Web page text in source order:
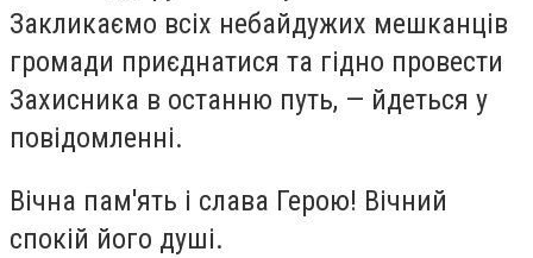
Закликаємо всіх небайдужих мешканців
громади приєднатися та гідно провести
Захисника в останню путь, — йдеться у
повідомленні.
Вічна пам'ять і слава Герою! Вічний
спокій його душі.